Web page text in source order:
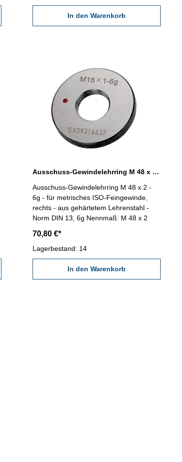
In den Warenkorb
Ausschuss-Gewindelehrring M 48 x 2 - 6g DIN 13
Ausschuss-Gewindelehrring M 48 x 2 -
6g - für metrisches ISO-Feingewinde,
rechts - aus gehärtetem Lehrenstahl -
Norm DIN 13, 6g Nennmaß: M 48 x 2
70,80 €*
Lagerbestand: 14
In den Warenkorb